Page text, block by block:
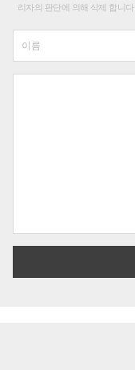
리자의 판단에 의해 삭제 합니다.